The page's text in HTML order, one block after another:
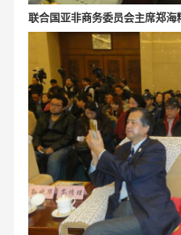
联合国亚非商务委员会主席郑海